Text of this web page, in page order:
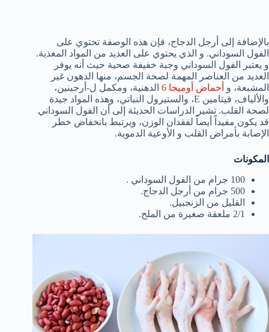
بالإضافة إلى أرجل الدجاج، فإن هذه الوصفة تحتوي على
الفول السوداني. و الذي يحتوي على العديد من المواد المغذية.
و يعتبر الفول السوداني وجبة خفيفة صحية حيث أنه يوفر
العديد من العناصر المهمة لصحة الجسم، منها الدهون غير
المشبعة، و أحماض أوميجا 6
الدهنية، ومكمل ل-أرجينين،
والألياف، فيتامين E، والستيرول النباتي، وهذه المواد جيدة
لصحة القلب. تشير الدراسات الحديثة إلى أن الفول السوداني
قد يكون مفيداً أيضاً لفقدان الوزن، ويرتبط بانخفاض خطر
الإصابة بأمراض القلب و الأوعية الدموية.
المكونات
100 جرام من الفول السوداني .
500 جرام من أرجل الدجاج.
القليل من الزنجبيل.
2/1 ملعقة صغيرة من الملح.